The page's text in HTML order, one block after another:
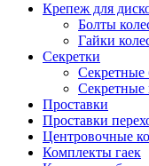
Крепеж для
Болты
Гайки
Секретки
Секретные
Секретные
Проставки
Проставки
Центровочные
Комплекты гаек